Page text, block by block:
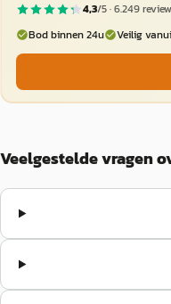
4,3/5 ·6.249
Bod binnen 24u
Veilig
Veelgestelde vragen